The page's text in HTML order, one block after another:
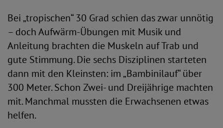
Bei „tropischen“ 30 Grad schien das zwar unnötig
– doch Aufwärm-Übungen mit Musik und
Anleitung brachten die Muskeln auf Trab und
gute Stimmung. Die sechs Disziplinen starteten
dann mit den Kleinsten: im „Bambinilauf“ über
300 Meter. Schon Zwei- und Dreijährige machten
mit. Manchmal mussten die Erwachsenen etwas
helfen.